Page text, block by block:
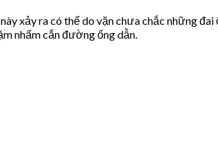
xảy ra có thể do vặn chưa chắc những
nhấm cắn đường ống dẫn.